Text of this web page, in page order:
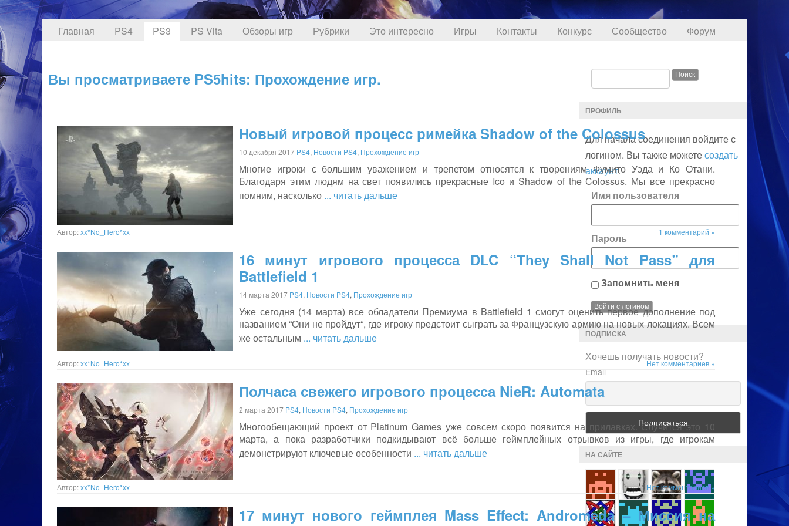
Главная PS4 PS3 PS Vita Обзоры игр Рубрики Это интересно Игры Контакты Конкурс Сообщество Форум
Вы просматриваете PS5hits: Прохождение игр.
Новый игровой процесс римейка Shadow of the Colossus
10 декабря 2017 PS4, Новости PS4, Прохождение игр
Многие игроки с большим уважением и трепетом относятся к творениям Фумито Уэда и Ко Отани.
Благодаря этим людям на свет появились прекрасные Ico и Shadow of the Colossus. Мы все прекрасно
помним, насколько ... читать дальше
Автор:xx*No_Hero*xx 1 комментарий »
16 минут игрового процесса DLC “They Shall Not Pass” для
Battlefield 1
14 марта 2017 PS4, Новости PS4, Прохождение игр
Уже сегодня (14 марта) все обладатели Премиума в Battlefield 1 смогут оценить первое дополнение под
названием “Они не пройдут“, где игроку предстоит сыграть за Французскую армию на новых локациях. Всем
же остальным ... читать дальше
Автор:xx*No_Hero*xx Нет комментариев »
Полчаса свежего игрового процесса NieR: Automata
2 марта 2017 PS4, Новости PS4, Прохождение игр
Многообещающий проект от Platinum Games уже совсем скоро появится на прилавках. Случится это 10
марта, а пока разработчики подкидывают всё больше геймплейных отрывков из игры, где игрокам
демонстрируют ключевые особенности ... читать дальше
Автор:xx*No_Hero*xx Нет комментариев »
17 минут нового геймплея Mass Effect: Andromeda – Миссия на
ПРОФИЛЬ
Для начала соединения войдите с
логином. Вы также можетесоздать
аккаунт.
Имя пользователя
Пароль
Запомнить меня
ПОДПИСКА
Хочешь получать новости?
Email
НА САЙТЕ